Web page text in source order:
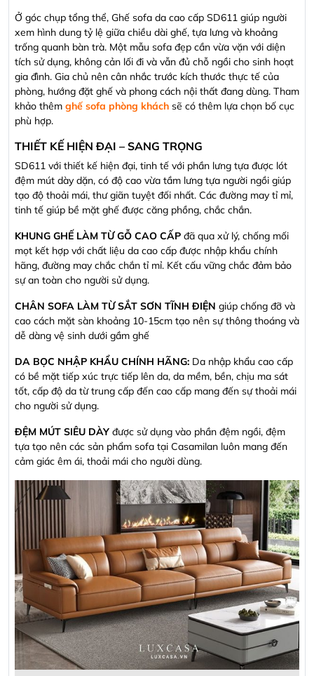
Ở góc chụp tổng thể, Ghế sofa da cao cấp SD611 giúp người
xem hình dung tỷ lệ giữa chiều dài ghế, tựa lưng và khoảng
trống quanh bàn trà. Một mẫu sofa đẹp cần vừa vặn với diện
tích sử dụng, không cản lối đi và vẫn đủ chỗ ngồi cho sinh hoạt
gia đình. Gia chủ nên cân nhắc trước kích thước thực tế của
phòng, hướng đặt ghế và phong cách nội thất đang dùng. Tham
khảo thêm ghế sofa phòng khách sẽ có thêm lựa chọn bố cục
phù hợp.
THIẾT KẾ HIỆN ĐẠI – SANG TRỌNG
SD611 với thiết kế hiện đại, tinh tế với phần lưng tựa được lót
đệm mút dày dặn, có độ cao vừa tầm lưng tựa người ngồi giúp
tạo độ thoải mái, thư giãn tuyệt đối nhất. Các đường may tỉ mỉ,
tinh tế giúp bề mặt ghế được căng phồng, chắc chắn.
KHUNG GHẾ LÀM TỪ GỖ CAO CẤP đã qua xử lý, chống mối
mọt kết hợp với chất liệu da cao cấp được nhập khẩu chính
hãng, đường may chắc chắn tỉ mỉ. Kết cấu vững chắc đảm bảo
sự an toàn cho người sử dụng.
CHÂN SOFA LÀM TỪ SẮT SƠN TĨNH ĐIỆN giúp chống đỡ và
cao cách mặt sàn khoảng 10-15cm tạo nên sự thông thoáng và
dễ dàng vệ sinh dưới gầm ghế
DA BỌC NHẬP KHẨU CHÍNH HÃNG: Da nhập khẩu cao cấp
có bề mặt tiếp xúc trực tiếp lên da, da mềm, bền, chịu ma sát
tốt, cấp độ da từ trung cấp đến cao cấp mang đến sự thoải mái
cho người sử dụng.
ĐỆM MÚT SIÊU DÀY được sử dụng vào phần đệm ngồi, đệm
tựa tạo nên các sản phẩm sofa tại Casamilan luôn mang đến
cảm giác êm ái, thoải mái cho người dùng.